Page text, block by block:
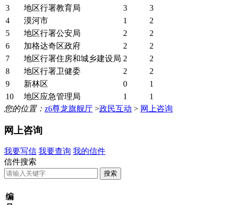
3
地区行署教育局 3
3
4
漠河市 1
2
5
地区行署公安局 2
2
6
加格达奇区政府 2
2
7
地区行署住房和城乡建设局 2
2
8
地区行署卫健委 2
2
9
新林区 0
1
10
地区应急管理局 1
1
您的位置： z6尊龙旗舰厅 >政民互动 > 网上咨询
网上咨询
我要写信 我要查询 我的信件
信件搜索
编